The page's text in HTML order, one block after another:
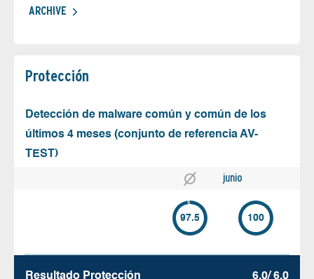
ARCHIVE
Protección
Detección de malware común y común de los
últimos 4 meses (conjunto de referencia AV-
TEST)
junio
97.5 100
Resultado Protección 6.0/ 6.0